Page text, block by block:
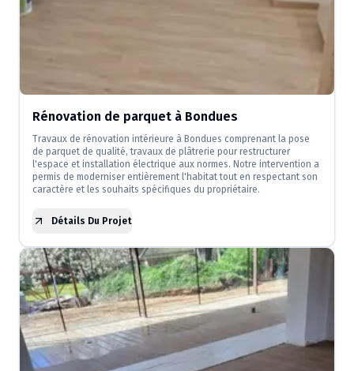
Rénovation de parquet à Bondues
Travaux de rénovation intérieure à Bondues comprenant la pose
de parquet de qualité, travaux de plâtrerie pour restructurer
l'espace et installation électrique aux normes. Notre intervention a
permis de moderniser entièrement l'habitat tout en respectant son
caractère et les souhaits spécifiques du propriétaire.
Détails Du Projet